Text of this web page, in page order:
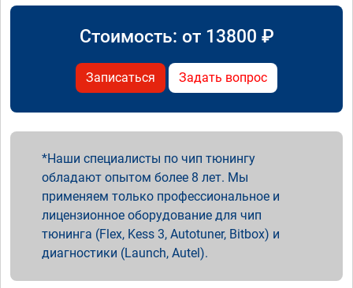
Стоимость: от 13800 ₽
Записаться Задать вопрос
Наши специалисты по чип тюнингу
обладают опытом более 8 лет. Мы
применяем только профессиональное и
лицензионное оборудование для чип
тюнинга (Flex, Kess 3, Autotuner, Bitbox) и
диагностики (Launch, Autel).